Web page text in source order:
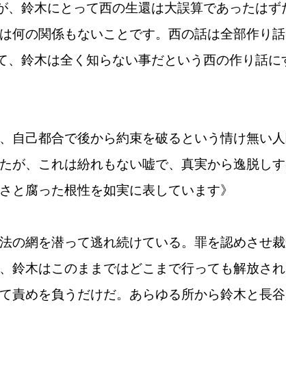
鈴木にとって西の生還は大誤算であったは
何の関係もないことです。西の話は全部作り
鈴木は全く知らない事だという西の作り話
自己都合で後から約束を破るという情け無い
が、これは紛れもない嘘で、真実から逸脱し
と腐った根性を如実に表しています》
の網を潜って逃れ続けている。罪を認めさせ
鈴木はこのままではどこまで行っても解放さ
責めを負うだけだ。あらゆる所から鈴木と長